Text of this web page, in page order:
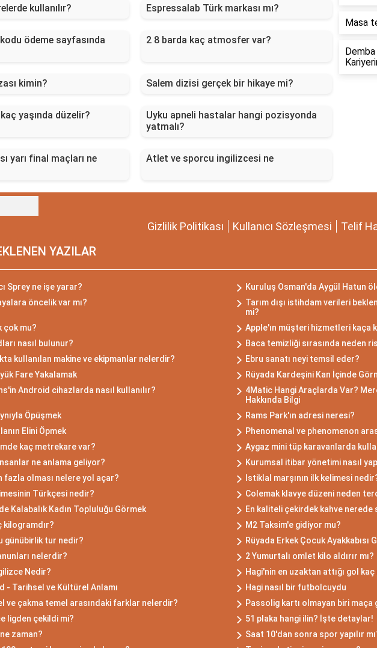
kullanılır? Espressalab Türk markası mı?
ödeme sayfasında
2 8 barda kaç atmosfer var?
kimin? Salem dizisi gerçek bir hikaye mi?
yaşında düzelir?
Uyku apneli hastalar hangi pozisyonda
yatmalı?
yarı final maçları ne
Atlet ve sporcu ingilizcesi ne
Masa
Gizlilik Politikası Kullanıcı Sözleşmesi Telif
YAZILAR
Sprey ne işe yarar?
Kuruluş Osman'da Aygül Hatun
öncelik var mı?
Tarım dışı istihdam verileri
mi?
çok mu?
Apple'ın müşteri hizmetleri kaça
nasıl bulunur?
Baca temizliği sırasında neden
kullanılan makine ve ekipmanlar nelerdir?
Ebru sanatı neyi temsil eder?
Fare Yakalamak
Rüyada Kardeşini Kan İçinde
Android cihazlarda nasıl kullanılır?
4Matic Hangi Araçlarda Var?
Hakkında Bilgi
Öpüşmek
Rams Park'ın adresi neresi?
Elini Öpmek
Phenomenal ve phenomenon
kaç metrekare var?
Aygaz mini tüp karavanlarda
ne anlama geliyor?
Kurumsal itibar yönetimi nasıl
fazla olması nelere yol açar?
Istiklal marşının ilk kelimesi
Türkçesi nedir?
Colemak klavye düzeni neden
Kalabalık Kadın Topluluğu Görmek
En kaliteli çekirdek kahve nerede
kilogramdır?
M2 Taksim'e gidiyor mu?
günübirlik tur nedir?
Rüyada Erkek Çocuk Ayakkabısı
nelerdir?
2 Yumurtalı omlet kilo aldırır mı?
Nedir?
Hagi'nin en uzaktan attığı gol
- Tarihsel ve Kültürel Anlamı
Hagi nasıl bir futbolcuydu
ve çakma temel arasındaki farklar nelerdir?
Passolig kartı olmayan biri maça
ligden çekildi mi?
51 plaka hangi ilin? İşte detaylar!
zaman?
Saat 10'dan sonra spor yapılır